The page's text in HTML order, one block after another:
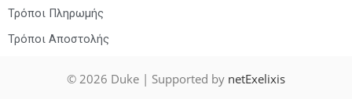
Τρόποι Πληρωμής
Τρόποι Αποστολής
© 2026 Duke | Supported by netExelixis